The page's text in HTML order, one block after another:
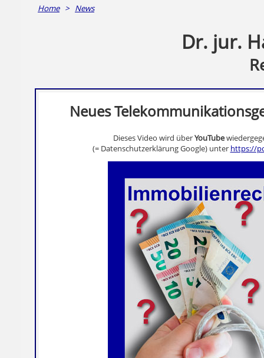
Home> News
Dr. jur.
Neues
Dieses Video wird überYouTube
(= Datenschutzerklärung Google) unter https://